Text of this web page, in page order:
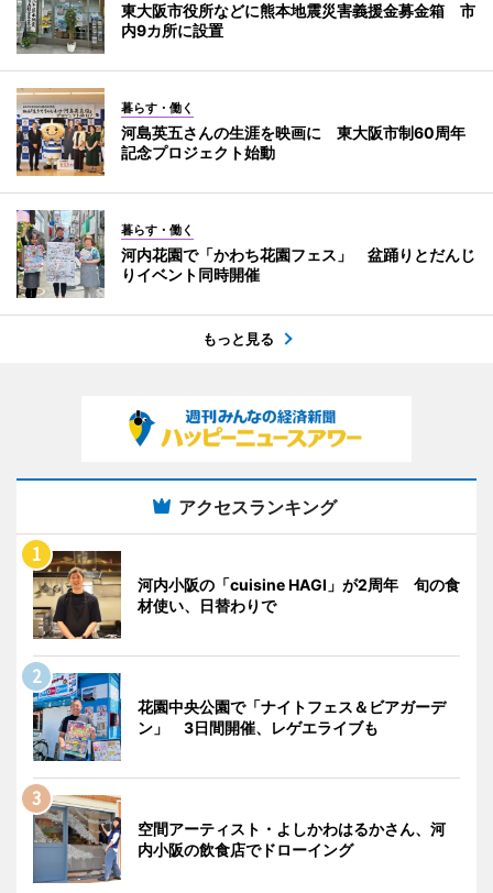
東大阪市役所などに熊本地震災害義援金募金箱 市
内9カ所に設置
暮らす・働く
河島英五さんの生涯を映画に 東大阪市制60周年
記念プロジェクト始動
暮らす・働く
河内花園で「かわち花園フェス」 盆踊りとだんじ
りイベント同時開催
もっと見る
アクセスランキング
河内小阪の「cuisine HAGI」が2周年 旬の食
材使い、日替わりで
花園中央公園で「ナイトフェス＆ビアガーデ
ン」 3日間開催、レゲエライブも
空間アーティスト・よしかわはるかさん、河
内小阪の飲食店でドローイング